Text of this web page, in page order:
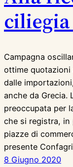
Campagna
ottime quotazioni
dalle
anche da Grecia.
preoccupata per
che si registra, in
piazze di
presente
8 Giugno 2020